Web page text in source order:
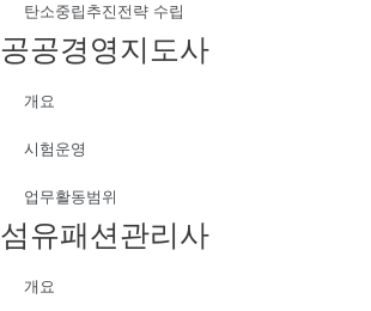
탄소중립추진전략 수립
공공경영지도사
개요
시험운영
업무활동범위
섬유패션관리사
개요